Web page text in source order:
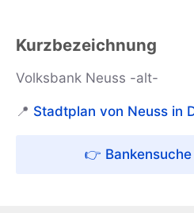
Kurzbezeichnung
Volksbank Neuss -alt-
📍 Stadtplan von Neuss in
👉